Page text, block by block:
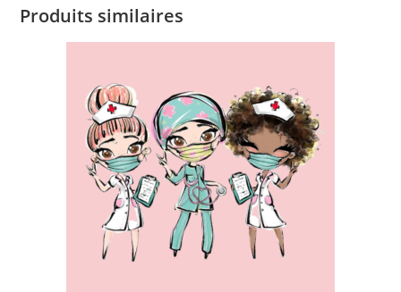
Produits similaires